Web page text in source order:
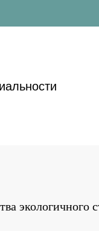
экологичного